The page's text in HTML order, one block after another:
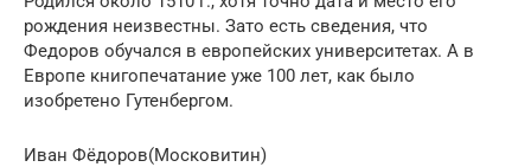
рождения неизвестны. Зато есть сведения, что
Федоров обучался в европейских университетах. А в
Европе книгопечатание уже 100 лет, как было
изобретено Гутенбергом.
Иван Фёдоров(Московитин)